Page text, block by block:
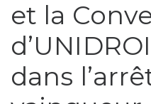
et la
dans